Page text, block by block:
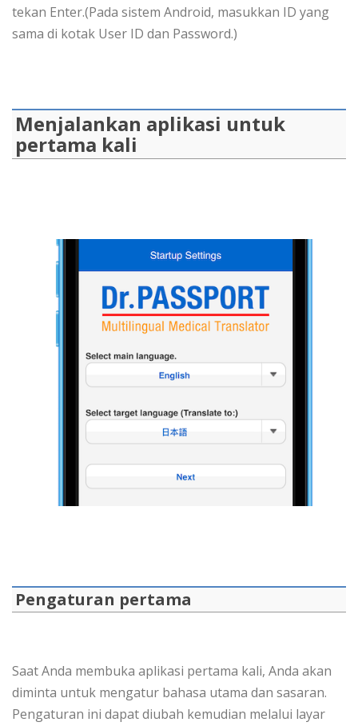
tekan Enter.(Pada sistem Android, masukkan ID yang
sama di kotak User ID dan Password.)
Menjalankan aplikasi untuk
pertama kali
Pengaturan pertama
Saat Anda membuka aplikasi pertama kali, Anda akan
diminta untuk mengatur bahasa utama dan sasaran.
Pengaturan ini dapat diubah kemudian melalui layar